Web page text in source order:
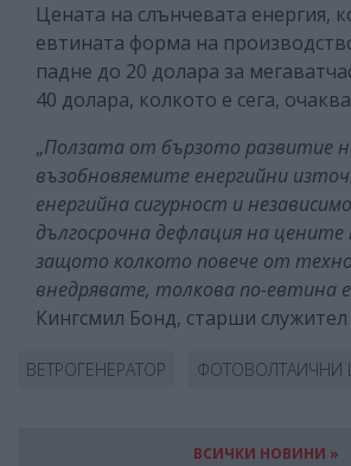
Цената на слънчевата енергия,
евтината форма на
падне до 20 долара за
40 долара, колкото е сега,
„Ползата от бързото развитие
възобновяемите енергийни
енергийна сигурност и
дългосрочна дефлация на цените
защото колкото повече от
внедрявате, толкова по-евтина
Кингсмил Бонд, старши служител
ВЕТРОГЕНЕРАТОР ФОТОВОЛТАИЧНИ
ВСИЧКИ НОВИНИ »